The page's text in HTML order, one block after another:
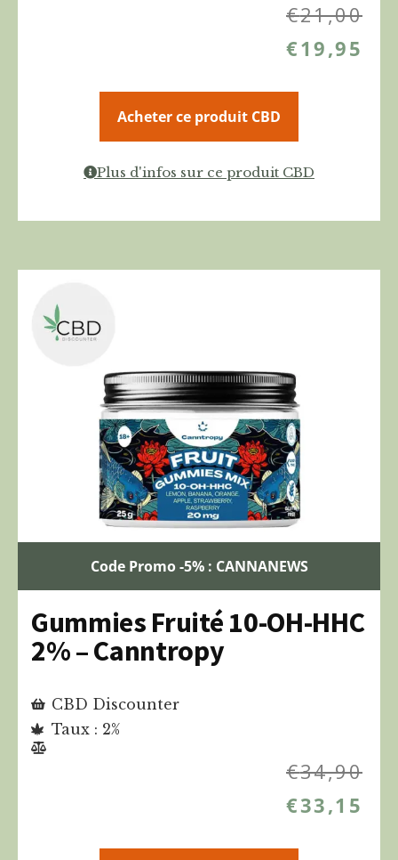
€21,00
€19,95
Acheter ce produit CBD
Plus d'infos sur ce produit CBD
Code Promo -5% : CANNANEWS
Gummies Fruité 10-OH-HHC
2% – Canntropy
CBD Discounter
Taux : 2%
€34,90
€33,15